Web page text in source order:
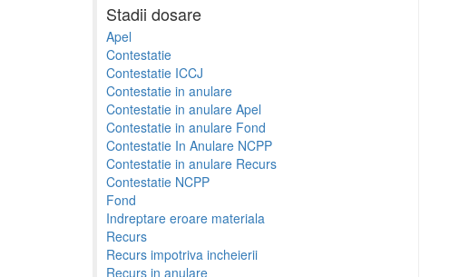
Stadii dosare
Apel
Contestatie
Contestatie ICCJ
Contestatie in anulare
Contestatie in anulare Apel
Contestatie in anulare Fond
Contestatie In Anulare NCPP
Contestatie in anulare Recurs
Contestatie NCPP
Fond
Indreptare eroare materiala
Recurs
Recurs impotriva incheierii
Recurs in anulare